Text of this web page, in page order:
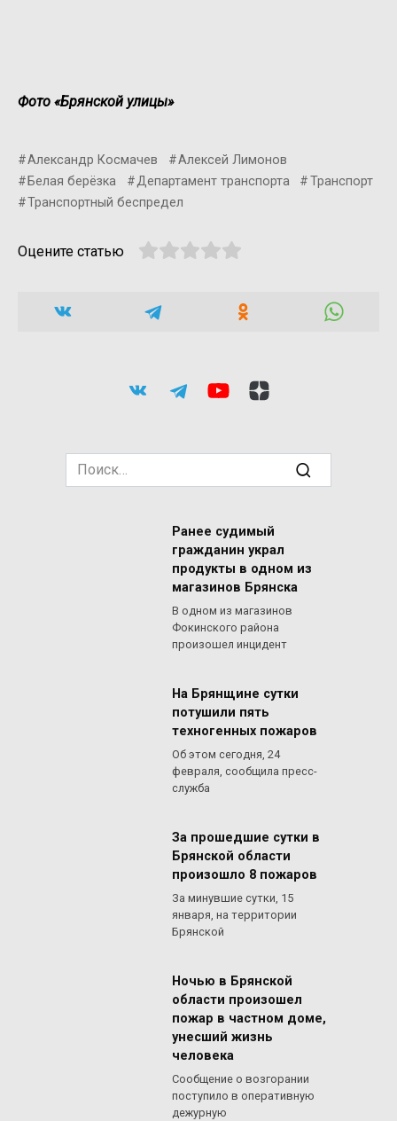
Фото «Брянской улицы»
Александр Космачев
Алексей Лимонов
Белая берёзка
Департамент транспорта
Транспорт
Транспортный беспредел
Оцените статью
Search
for:
Ранее судимый
гражданин украл
продукты в одном из
магазинов Брянска
В одном из магазинов
Фокинского района
произошел инцидент
На Брянщине сутки
потушили пять
техногенных пожаров
Об этом сегодня, 24
февраля, сообщила пресс-
служба
За прошедшие сутки в
Брянской области
произошло 8 пожаров
За минувшие сутки, 15
января, на территории
Брянской
Ночью в Брянской
области произошел
пожар в частном доме,
унесший жизнь
человека
Сообщение о возгорании
поступило в оперативную
дежурную